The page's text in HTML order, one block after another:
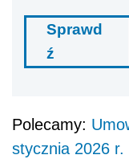
Sprawd
ź
Polecamy:
stycznia 2026 r.